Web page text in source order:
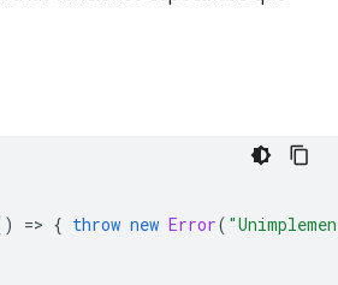
=> { throw new Error(